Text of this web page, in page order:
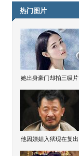
热门图片
她出身豪门却拍三级片
他因嫖娼入狱现在复出